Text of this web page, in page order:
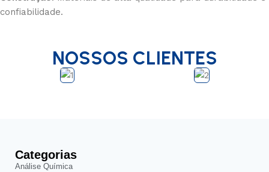
confiabilidade.
NOSSOS CLIENTES
Categorias
Análise Química